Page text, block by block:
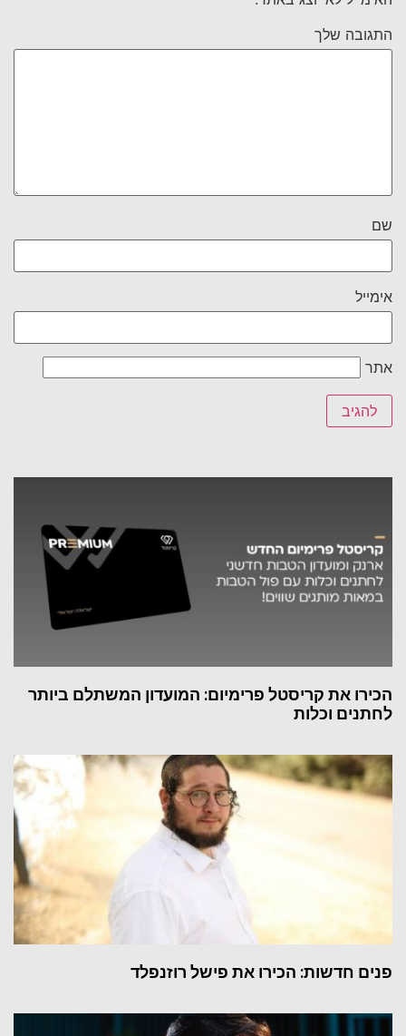
התגובה שלך
שם
אימייל
אתר
הכירו את קריסטל פרימיום: המועדון המשתלם ביותר
לחתנים וכלות
פנים חדשות: הכירו את פישל רוזנפלד